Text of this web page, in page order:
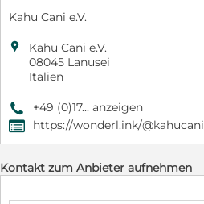
Kahu Cani e.V.

Kahu Cani e.V.
08045 Lanusei
Italien
9 +49 (0)17... anzeigen
, https://wonderl.ink/@kahucani
Kontakt zum Anbieter aufnehmen